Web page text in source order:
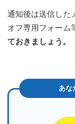
通知後は送信した
オフ専用フォーム
ておきましょう。